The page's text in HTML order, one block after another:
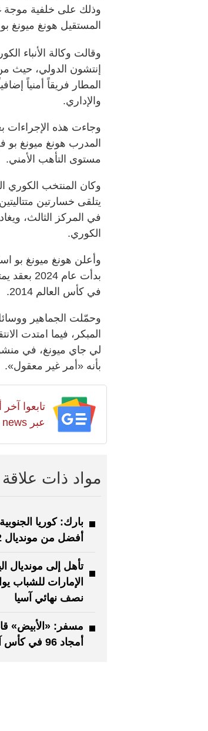
وذلك على خلفية موجة
المستقيل هونغ ميونغ
إنتشون الدولي، حيث
والإداري.
وجاءت هذه الإجراءات
المدرب هونغ ميونغ بو
مستوى التأهب الأمني.
وكان المنتخب الكوري
يتلقى خسارتين
في المركز الثالث،
الكوري.
وأعلن هونغ ميونغ بو
في كأس العالم 2014.
وحمّلت الجماهير
المبكر، فيما امتدت
لي جاي ميونغ، في
بأنه «أمر غير معقول».
تابعوا
عبر Google news
مواد ذات علاقة
بارك: كوريا
أفضل من مونديال 2002
الإمارات للشباب
نصف نهائي آسيا
مسفر: «الأبيض»
أمجاد 96 في كأس آسيا 2027